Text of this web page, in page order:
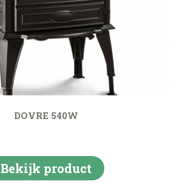
DOVRE 540W
Bekijk product